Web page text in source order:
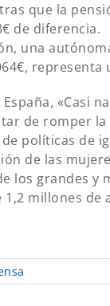
que la
de diferencia.
una
representa
«Casi
de romper
políticas de
de las
los grandes
millones de